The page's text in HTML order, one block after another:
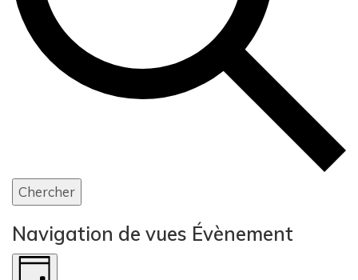
Chercher
Navigation de vues Évènement